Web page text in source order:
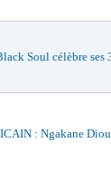
Soul célèbre ses
: Ngakane